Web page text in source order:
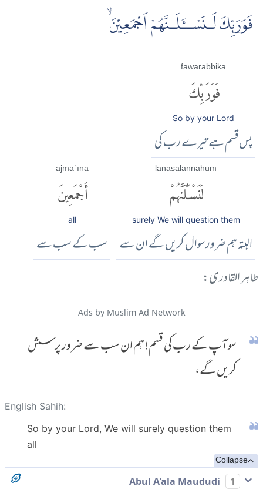
فَوَرَبِّكَ لَـنَسْــَٔلَـنَّهُمْ اَجْمَعِيْنَۙ
fawarabbika
فَوَرَبِّكَ
So by your Lord
پس قسم ہے تیرے رب کی
lanasalannahum
لَنَسْـَٔلَنَّهُمْ
surely We will question them
البتہ ہم ضرور سوال کریں گے ان سے
ajmaʿīna
أَجْمَعِينَ
all
سب کے سب سے
طاہر القادری:
Ads by Muslim Ad Network
سو آپ کے رب کی قسم! ہم ان سب سے ضرور پرسش
کریں گے،
English Sahih:
So by your Lord, We will surely question them
all
Collapse
1